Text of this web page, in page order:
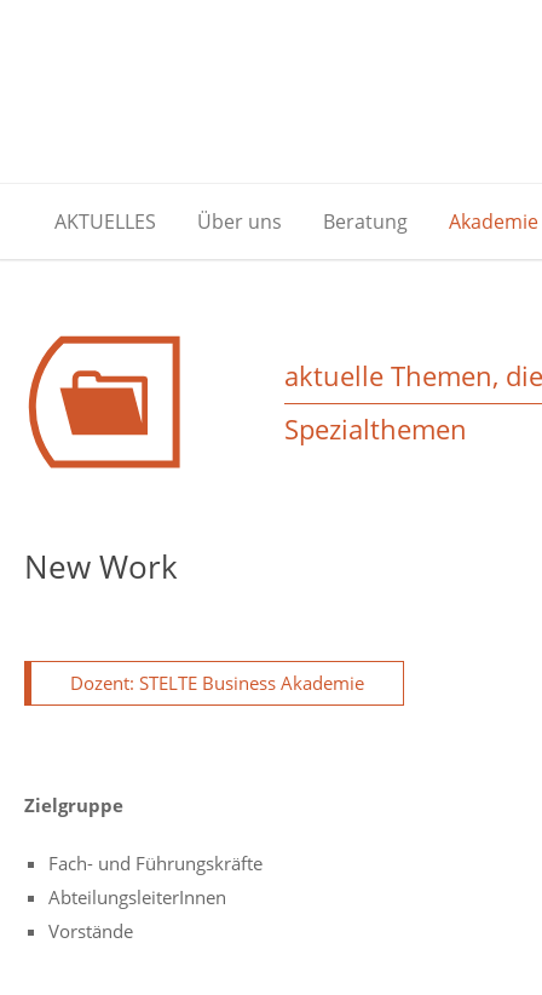
AKTUELLES Über uns Beratung Akademie
aktuelle Themen,
Spezialthemen
New Work
Dozent: STELTE Business Akademie
Zielgruppe
Fach- und Führungskräfte
AbteilungsleiterInnen
Vorstände